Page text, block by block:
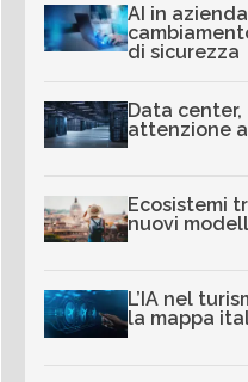
AI in
di sicurezza
Data center,
attenzione
Ecosistemi
nuovi
L’IA nel
la mappa